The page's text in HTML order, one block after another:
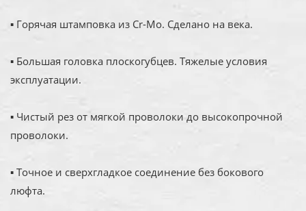
▪ Горячая штамповка из Cr-Mo. Сделано на века.
▪ Большая головка плоскогубцев. Тяжелые условия
эксплуатации.
▪ Чистый рез от мягкой проволоки до высокопрочной
проволоки.
▪ Точное и сверхгладкое соединение без бокового
люфта.